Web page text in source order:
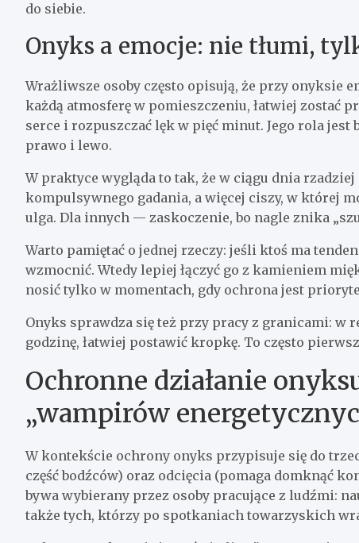
do siebie.
Onyks a emocje: nie tłumi,
Wrażliwsze osoby często opisują, że przy onyksie
każdą atmosferę w pomieszczeniu, łatwiej zostać
serce i rozpuszczać lęk w pięć minut. Jego rola
prawo i lewo.
W praktyce wygląda to tak, że w ciągu dnia
kompulsywnego gadania, a więcej ciszy, w której
ulga. Dla innych — zaskoczenie, bo nagle znika
Warto pamiętać o jednej rzeczy: jeśli ktoś ma
wzmocnić. Wtedy lepiej łączyć go z kamieniem
nosić tylko w momentach, gdy ochrona jest
Onyks sprawdza się też przy pracy z granicami: w
godzinę, łatwiej postawić kropkę. To często
Ochronne działanie
„wampirów
W kontekście ochrony onyks przypisuje się do
część bodźców) oraz odcięcia (pomaga domknąć
bywa wybierany przez osoby pracujące z ludźmi:
także tych, którzy po spotkaniach towarzyskich